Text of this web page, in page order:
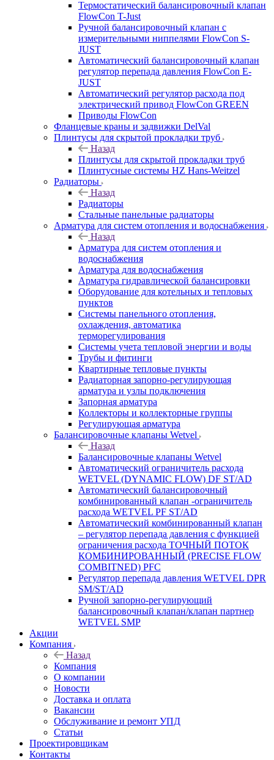
Термостатический балансировочный клапан
FlowСon T-Just
Ручной балансировочный клапан с
измерительными ниппелями FlowСon S-
JUST
Автоматический балансировочный клапан
регулятор перепада давления FlowСon E-
JUST
Автоматический регулятор расхода под
электрический привод FlowСon GREEN
Приводы FlowCon
Фланцевые краны и задвижки DelVal
Плинтусы для скрытой прокладки труб
Назад
Плинтусы для скрытой прокладки труб
Плинтусные системы HZ Hans-Weitzel
Радиаторы
Назад
Радиаторы
Стальные панельные радиаторы
Арматура для систем отопления и водоснабжения
Назад
Арматура для систем отопления и
водоснабжения
Арматура для водоснабжения
Арматура гидравлической балансировки
Оборудование для котельных и тепловых
пунктов
Системы панельного отопления,
охлаждения, автоматика
терморегулирования
Системы учета тепловой энергии и воды
Трубы и фитинги
Квартирные тепловые пункты
Радиаторная запорно-регулирующая
арматура и узлы подключения
Запорная арматура
Коллекторы и коллекторные группы
Регулирующая арматура
Балансировочные клапаны Wetvel
Назад
Балансировочные клапаны Wetvel
Автоматический ограничитель расхода
WETVEL (DYNAMIC FLOW) DF ST/AD
Автоматический балансировочный
комбинированный клапан -ограничитель
расхода WETVEL PF ST/AD
Автоматический комбинированный клапан
– регулятор перепада давления с функцией
ограничения расхода ТОЧНЫЙ ПОТОК
КОМБИНИРОВАННЫЙ (PRECISE FLOW
COMBIТNED) PFC
Регулятор перепада давления WETVEL DPR
SM/ST/AD
Ручной запорно-регулирующий
балансировочный клапан/клапан партнер
WETVEL SMP
Акции
Компания
Назад
Компания
О компании
Новости
Доставка и оплата
Вакансии
Обслуживание и ремонт УПД
Статьи
Проектировщикам
Контакты